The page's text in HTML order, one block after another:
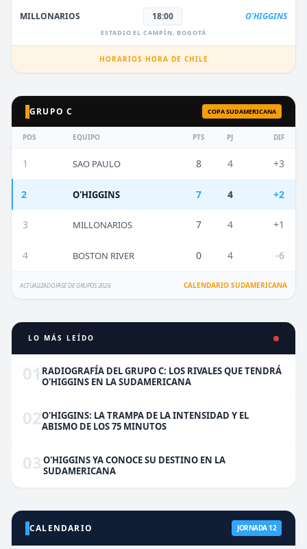
MILLONARIOS 18:00 O'HIGGINS
ESTADIO EL CAMPÍN, BOGOTÁ
HORARIOS HORA DE CHILE
GRUPO C COPA SUDAMERICANA
POS EQUIPO PTS PJ DIF
1 SAO PAULO 8 4 +3
2 O'HIGGINS 7 4 +2
3 MILLONARIOS 7 4 +1
4 BOSTON RIVER 0 4 -6
ACTUALIZADO FASE DE GRUPOS 2026 CALENDARIO SUDAMERICANA
LO MÁS LEÍDO
01 RADIOGRAFÍA DEL GRUPO C: LOS RIVALES QUE TENDRÁ
O'HIGGINS EN LA SUDAMERICANA
02O'HIGGINS: LA TRAMPA DE LA INTENSIDAD Y EL
ABISMO DE LOS 75 MINUTOS
03 O'HIGGINS YA CONOCE SU DESTINO EN LA
SUDAMERICANA
CALENDARIO JORNADA 12